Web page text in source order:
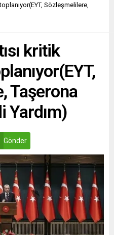
Sözleşmelilere,
kritik
Taşerona
Yardım)
Gönder